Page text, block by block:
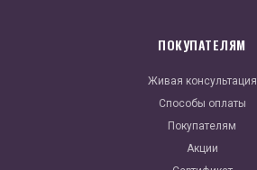
ПОКУПАТЕЛЯМ
Живая консультация
Способы оплаты
Покупателям
Акции